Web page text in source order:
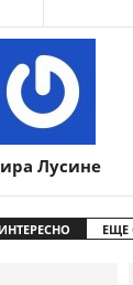
Лусине
ЕЩЕ